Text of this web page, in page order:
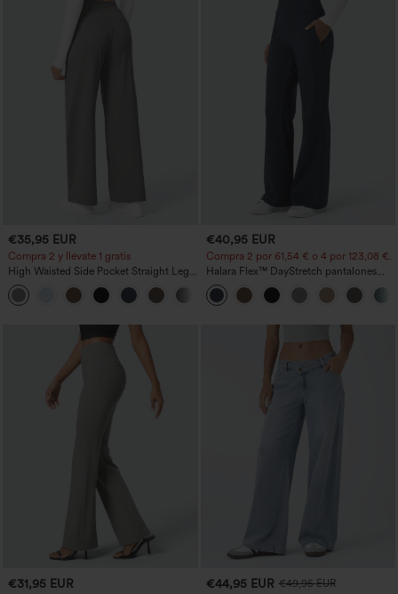
€35,95 EUR
Compra 2 y llévate 1 gratis
High Waisted Side Pocket Straight Leg
Work Pants
+23
€40,95 EUR
Compra 2 por 61,54 € o 4 por 123,08 €.
Halara Flex™ DayStretch pantalones
acampanados de trabajo de tiro medio
con bolsillo lateral con cremallera
€31,95 EUR €44,95 EUR €49,95 EUR